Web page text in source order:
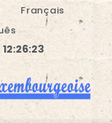
Français